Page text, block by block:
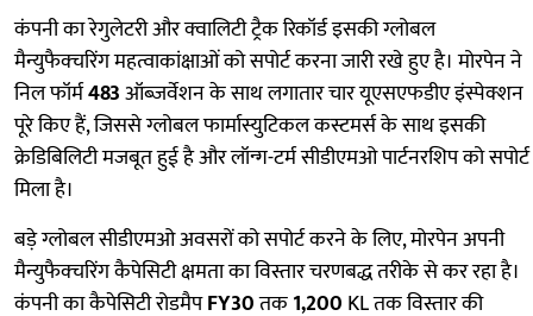
कंपनी का रेगुलेटरी और क्वालिटी ट्रैक रिकॉर्ड इसकी ग्लोबल
मैन्युफैक्चरिंग महत्वाकांक्षाओं को सपोर्ट करना जारी रखे हुए है। मोरपेन ने
निल फॉर्म483ऑब्ज़र्वेशन के साथ लगातार चार यूएसएफडीए इंस्पेक्शन
पूरे किए हैं, जिससे ग्लोबल फार्मास्युटिकल कस्टमर्स के साथ इसकी
क्रेडिबिलिटी मजबूत हुई है और लॉन्ग-टर्म सीडीएमओ पार्टनरशिप को सपोर्ट
मिला है।
बड़े ग्लोबल सीडीएमओ अवसरों को सपोर्ट करने के लिए, मोरपेन अपनी
मैन्युफैक्चरिंग कैपेसिटी क्षमता का विस्तार चरणबद्ध तरीके से कर रहा है।
कंपनी का कैपेसिटी रोडमैपFY30तक1,200 KL तक विस्तार की